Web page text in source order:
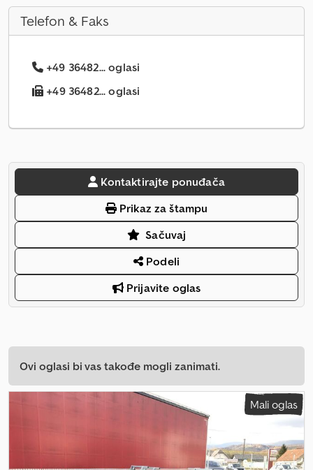
Telefon & Faks
+49 36482... oglasi
+49 36482... oglasi
Kontaktirajte ponuđača
Prikaz za štampu
Sačuvaj
Podeli
Prijavite oglas
Ovi oglasi bi vas takođe mogli zanimati.
Mali oglas